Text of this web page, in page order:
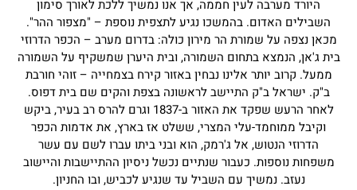
היורד מערבה לעין חממה, אך אנו נמשיך ללכת לאורך סימון
השבילים האדום. בהמשכו נגיע לתצפית נוספת – "מצפור ההר".
מכאן נצפה על שמורת הר מירון כולה: בדרום מערב – הכפר הדרוזי
בית ג'אן, הנמצא בתחום השמורה, ובית היערן שמשקיף על השמורה
ממעל. קרוב יותר אלינו נבחין באזור קירח בצמחייה – זוהי חורבת
ב"ק. ישראל ב"ק התיישב לראשונה בצפת והקים שם בית דפוס.
לאחר הרעש שפקד את האזור ב-1837 וגרם להרס רב בעיר, ביקש
וקיבל ממוחמד-עלי המצרי, ששלט אז בארץ, את אדמות הכפר
הדרוזי הנטוש, אל ג'רמק, הוא ובני ביתו עברו לשם עם עשר
משפחות נוספות. כעבור שנתיים נכשל ניסיון ההתיישבות והיישוב
נעזב. נמשיך עם השביל עד שנגיע לכביש, ובו החניון.